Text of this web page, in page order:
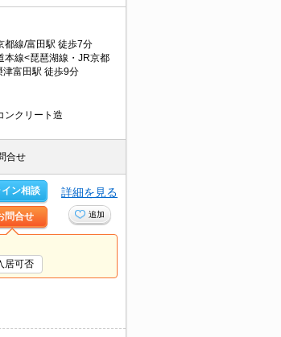
都線/富田駅 徒歩7分
本線<琵琶湖線・JR京都
津富田駅 徒歩9分
ンクリート造
合せ
イン相談
問合せ
詳細を見る
追加
居可否